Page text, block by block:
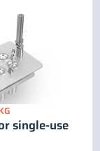
single-use